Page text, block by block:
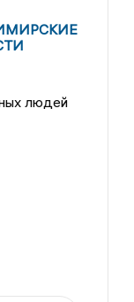
людей